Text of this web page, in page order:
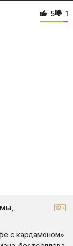
5 1
с кардамоном»